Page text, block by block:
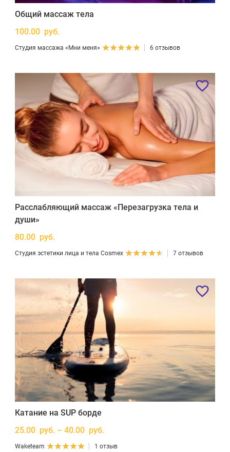
Общий массаж тела
100.00 руб.
Студия массажа «Мни меня» 6 отзывов
Расслабляющий массаж «Перезагрузка тела и
души»
80.00 руб.
Студия эстетики лица и тела Cosmex 7 отзывов
Катание на SUP борде
25.00 руб. – 40.00 руб.
Waketeam 1 отзыв